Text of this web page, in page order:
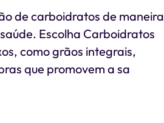
de carboidratos de maneira
Escolha Carboidratos
como grãos integrais,
que promovem a sa